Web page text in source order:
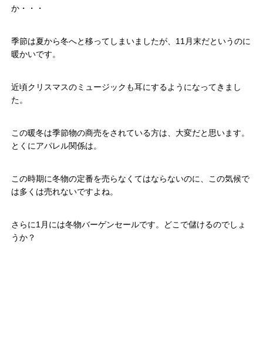
か・・・
季節は夏から冬へと移ってしまいましたが、11月末だというのに
暖かいです。
近頃クリスマスのミュージックも耳にするようになってきまし
た。
この暖冬は季節物の商売をされている方は、大変だと思います。
とくにアパレル関係は。
この時期に冬物の定番を売らなくてはならないのに、この気候で
は多くは売れないですよね。
さらに1月には冬物バーゲンセールです。どこで儲けるのでしょ
うか？